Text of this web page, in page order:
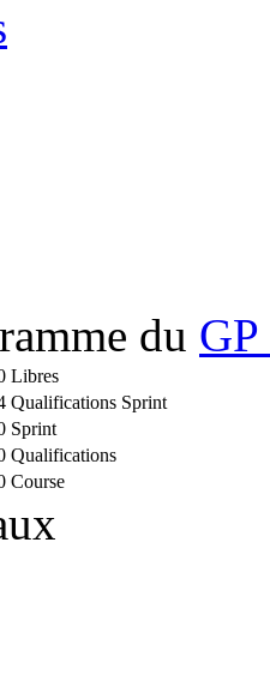
du
Libres
Qualifications Sprint
Sprint
Qualifications
Course